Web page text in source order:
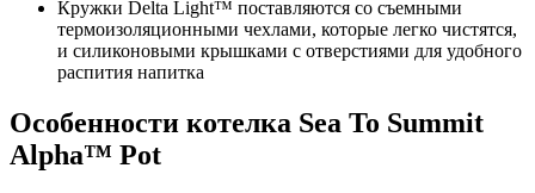
Кружки Delta Light™ поставляются со съемными
термоизоляционными чехлами, которые легко чистятся,
и силиконовыми крышками с отверстиями для удобного
распития напитка
Особенности котелка Sea To Summit
Alpha™ Pot